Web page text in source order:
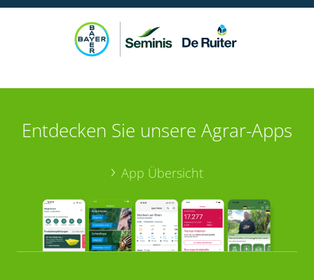
Entdecken Sie unsere Agrar-Apps
App Übersicht